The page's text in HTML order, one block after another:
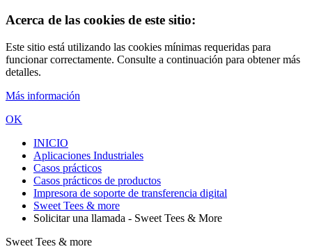
Acerca de las cookies de este sitio:
Este sitio está utilizando las cookies mínimas requeridas para
funcionar correctamente. Consulte a continuación para obtener más
detalles.
Más información
OK
INICIO
Aplicaciones Industriales
Casos prácticos
Casos prácticos de productos
Impresora de soporte de transferencia digital
Sweet Tees & more
Solicitar una llamada - Sweet Tees & More
Sweet Tees & more